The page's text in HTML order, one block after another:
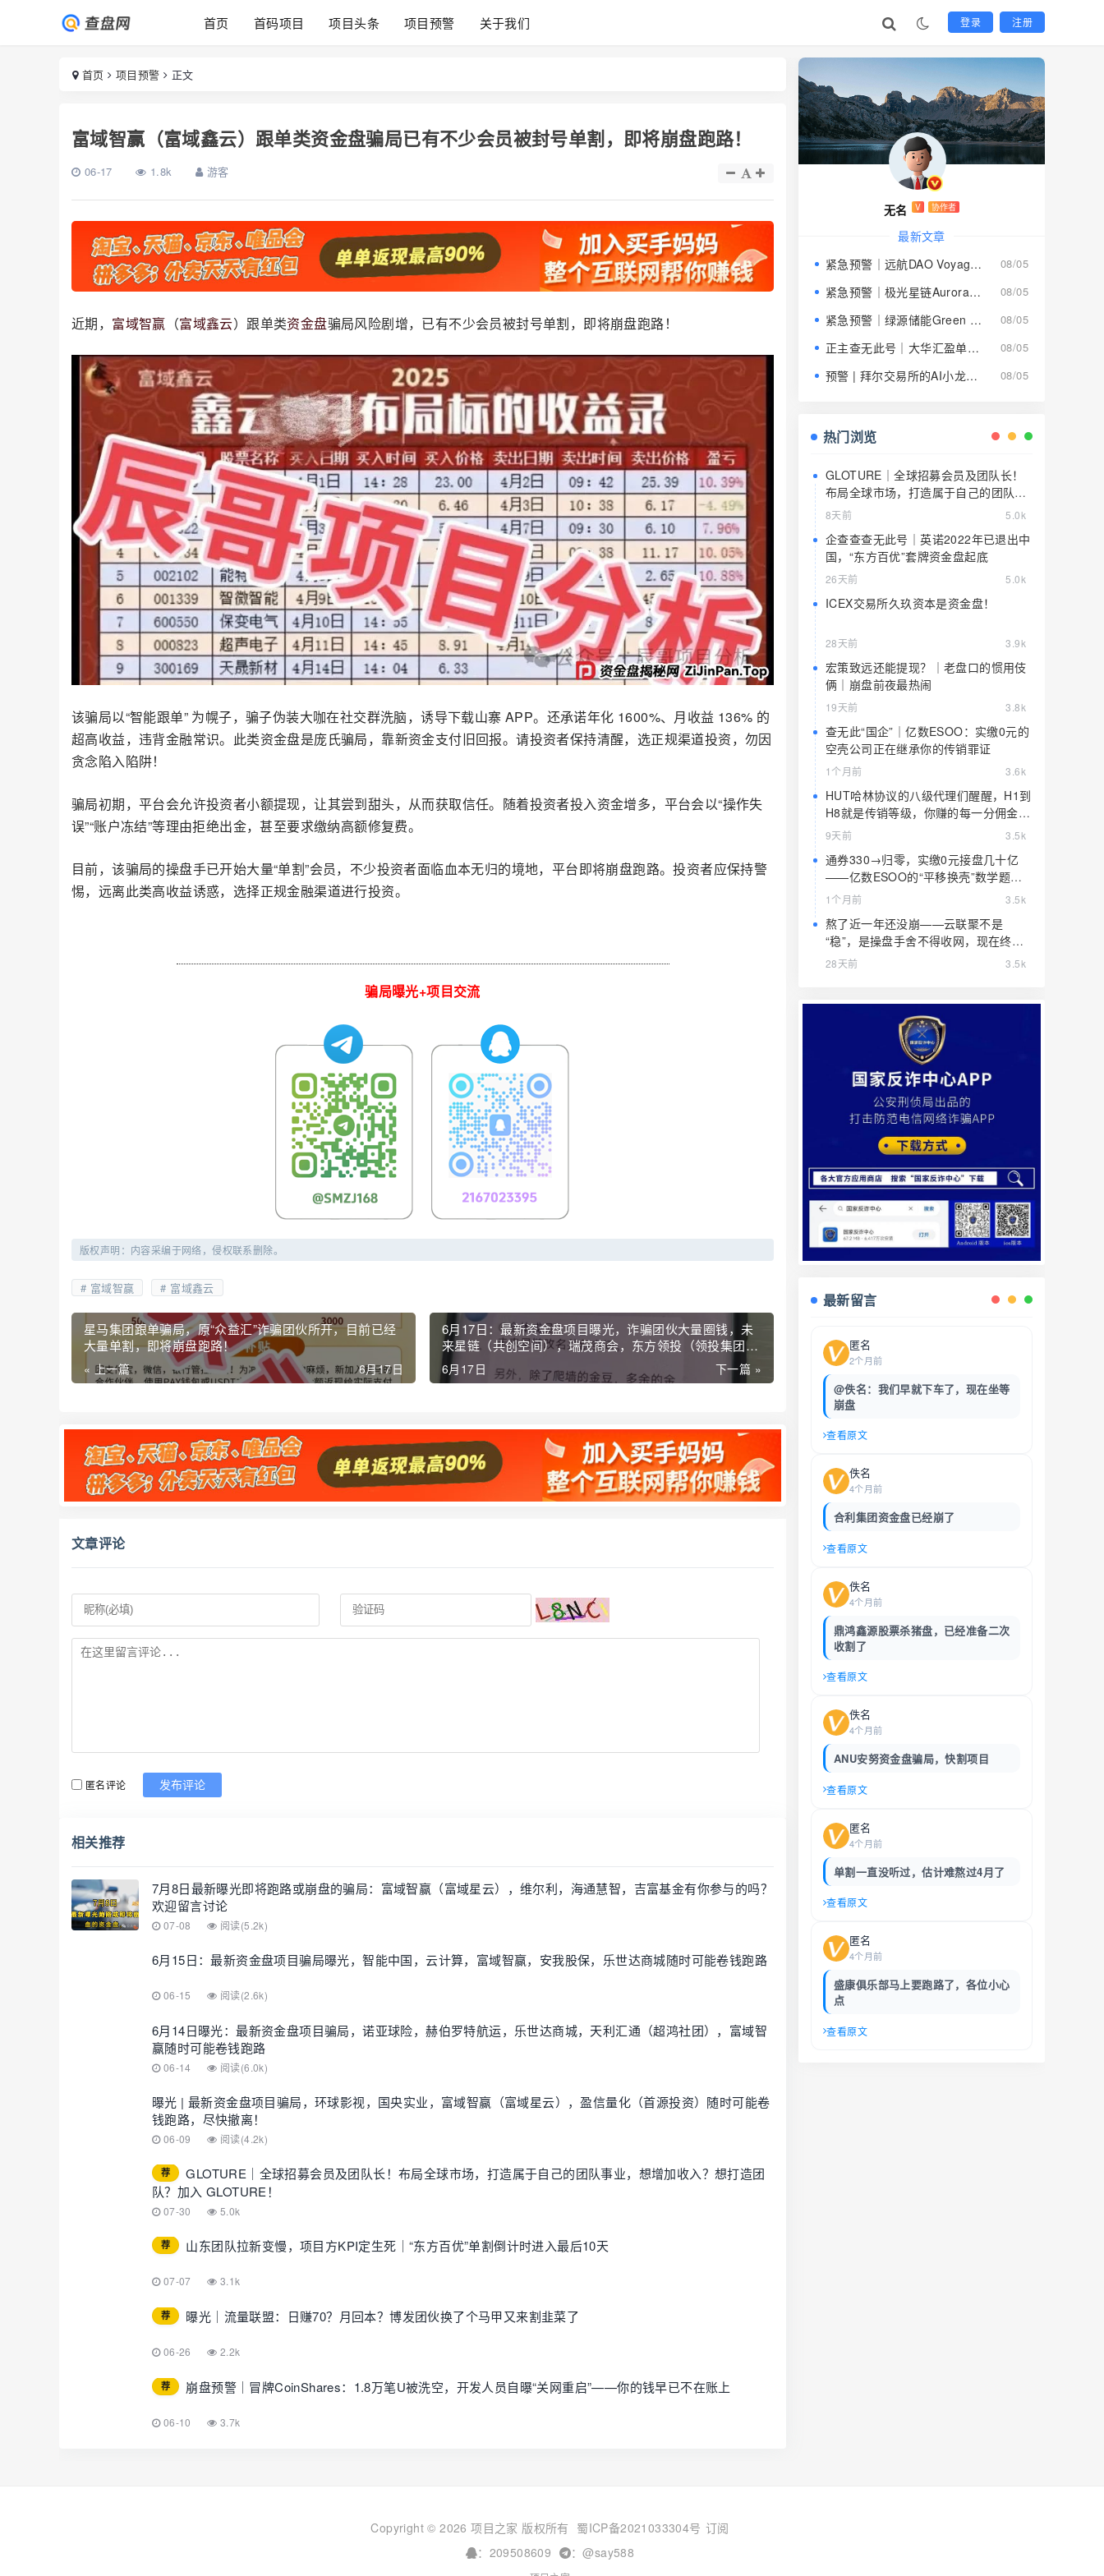
首页 首码项目 项目头条 项目预警 关于我们 登录 注册
首页 项目预警 正文
富域智赢（富域鑫云）跟单类资金盘骗局已有不少会员被封号单割，即将崩盘跑路！
06-17 1.8k 游客
近期， 富域智赢 （富域鑫云）跟单类资金盘骗局风险剧增，已有不少会员被封号单割，即将崩盘跑路！
该骗局以“智能跟单” 为幌子，骗子伪装大咖在社交群洗脑，诱导下载山寨 APP。还承诺年化 1600%、月收益 136% 的
超高收益，违背金融常识。此类资金盘是庞氏骗局，靠新资金支付旧回报。请投资者保持清醒，选正规渠道投资，勿因
贪念陷入陷阱！
骗局初期，平台会允许投资者小额提现，让其尝到甜头，从而获取信任。随着投资者投入资金增多，平台会以“操作失
误”“账户冻结”等理由拒绝出金，甚至要求缴纳高额修复费。
目前，该骗局的操盘手已开始大量“单割”会员，不少投资者面临血本无归的境地，平台即将崩盘跑路。投资者应保持警
惕，远离此类高收益诱惑，选择正规金融渠道进行投资。
骗局曝光+项目交流
版权声明：内容采编于网络，侵权联系删除。
富域智赢 富域鑫云
星马集团跟单骗局，原“众益汇”诈骗团伙所开，目前已经
大量单割，即将崩盘跑路！
« 上一篇 6月17日
6月17日：最新资金盘项目曝光，诈骗团伙大量圈钱，未
来星链（共创空间），瑞茂商会，东方领投（领投集团）
即将关网跑路！
下一篇 »
6月17日
文章评论
匿名评论 发布评论
相关推荐
7月8日最新曝光即将跑路或崩盘的骗局：富域智赢（富域星云），维尔利，海通慧智，吉富基金有你参与的吗？
欢迎留言讨论
07-08 阅读(5.2k)
6月15日：最新资金盘项目骗局曝光，智能中国，云计算，富域智赢，安我股保，乐世达商城随时可能卷钱跑路
06-15 阅读(2.6k)
6月14日曝光：最新资金盘项目骗局，诺亚球险，赫伯罗特航运，乐世达商城，天利汇通（超鸿社团），富域智
赢随时可能卷钱跑路
06-14 阅读(6.0k)
曝光 | 最新资金盘项目骗局，环球影视，国央实业，富域智赢（富域星云），盈信量化（首源投资）随时可能卷
钱跑路，尽快撤离！
06-09 阅读(4.2k)
荐
GLOTURE｜全球招募会员及团队长！布局全球市场，打造属于自己的团队事业，想增加收入？想打造团
队？加入 GLOTURE！
07-30 5.0k
荐 山东团队拉新变慢，项目方KPI定生死｜“东方百优”单割倒计时进入最后10天
07-07 3.1k
荐 曝光｜流量联盟：日赚70？月回本？博发团伙换了个马甲又来割韭菜了
06-26 2.2k
荐 崩盘预警｜冒牌CoinShares：1.8万笔U被洗空，开发人员自曝“关网重启”——你的钱早已不在账上
06-10 3.7k
无名 V 协作者
最新文章
紧急预警｜远航DAO Voyage：8月下旬长沙启动大会，旧盘团队平移，RWA+大宗商品包装——又是庞氏滚盘的老剧本
08/05
紧急预警｜极光星链Aurora Star：AI算力包装下的快盘骗局，认购即入坑 08/05
紧急预警｜绿源储能Green Source：披着新能源外衣的庞氏传销盘，8月千人大会就是收割信号 08/05
正主查无此号｜大华汇盈单割跑路中：柬埔寨骗子套牌巴黎狮集团，你的本金已清零 08/05
预警 | 拜尔交易所的AI小龙虾就是9级传销的马甲，日息1.5%养肥了就该宰了 08/05
热门浏览
GLOTURE｜全球招募会员及团队长！
布局全球市场，打造属于自己的团队事
业，想增加收入？想打造团队？加入
8天前 5.0k
企查查查无此号｜英诺2022年已退出中
国，“东方百优”套牌资金盘起底
26天前 5.0k
ICEX交易所久玖资本是资金盘！
28天前 3.9k
宏策致远还能提现？｜老盘口的惯用伎
俩｜崩盘前夜最热闹
19天前 3.8k
查无此“国企”｜亿数ESOO：实缴0元的
空壳公司正在继承你的传销罪证
1个月前 3.6k
HUT哈林协议的八级代理们醒醒，H1到
H8就是传销等级，你赚的每一分佣金都
是赃款
9天前 3.5k
通券330→归零，实缴0元接盘几十亿
——亿数ESOO的“平移换壳”数学题，
算完就赶紧跑
1个月前 3.5k
熬了近一年还没崩——云联聚不是
“稳”，是操盘手舍不得收网，现在终于
要收了
28天前 3.5k
最新留言
匿名
2个月前
@佚名：我们早就下车了，现在坐等
崩盘
查看原文
佚名
4个月前
合利集团资金盘已经崩了
查看原文
佚名
4个月前
鼎鸿鑫源股票杀猪盘，已经准备二次
收割了
查看原文
佚名
4个月前
ANU安努资金盘骗局，快割项目
查看原文
匿名
4个月前
单割一直没听过，估计难熬过4月了
查看原文
匿名
4个月前
盛康俱乐部马上要跑路了，各位小心
点
查看原文
Copyright © 2026 项目之家 版权所有 蜀ICP备2021033304号 订阅
：209508609
：@say588